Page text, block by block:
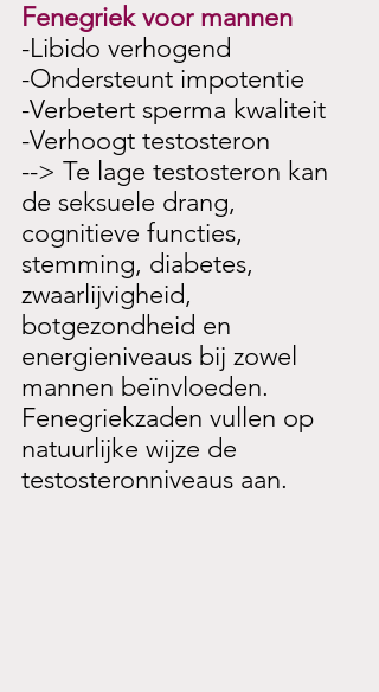
Fenegriek voor mannen
-Libido verhogend
-Ondersteunt impotentie
-Verbetert sperma kwaliteit
-Verhoogt testosteron
--> Te lage testosteron kan
de seksuele drang,
cognitieve functies,
stemming, diabetes,
zwaarlijvigheid,
botgezondheid en
energieniveaus bij zowel
mannen beïnvloeden.
Fenegriekzaden vullen op
natuurlijke wijze de
testosteronniveaus aan.